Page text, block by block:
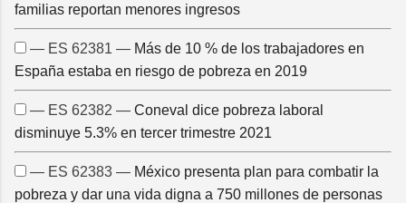
familias reportan menores ingresos
— ES 62381 — Más de 10 % de los trabajadores en
España estaba en riesgo de pobreza en 2019
— ES 62382 — Coneval dice pobreza laboral
disminuye 5.3% en tercer trimestre 2021
— ES 62383 — México presenta plan para combatir la
pobreza y dar una vida digna a 750 millones de personas